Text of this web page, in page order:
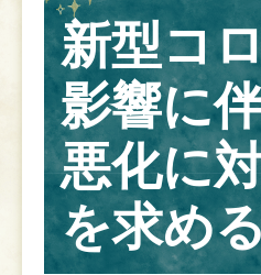
新型コ
影響に
悪化に
を求め